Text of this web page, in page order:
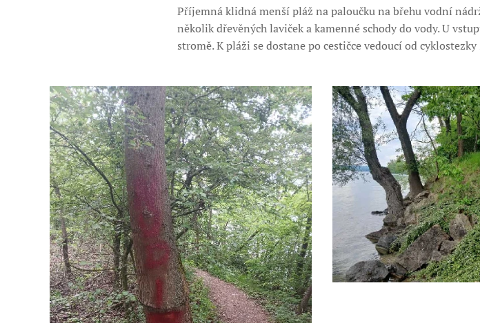
Příjemná klidná menší pláž na paloučku na břehu vodní
několik dřevěných laviček a kamenné schody do vody. U
stromě. K pláži se dostane po cestičce vedoucí od